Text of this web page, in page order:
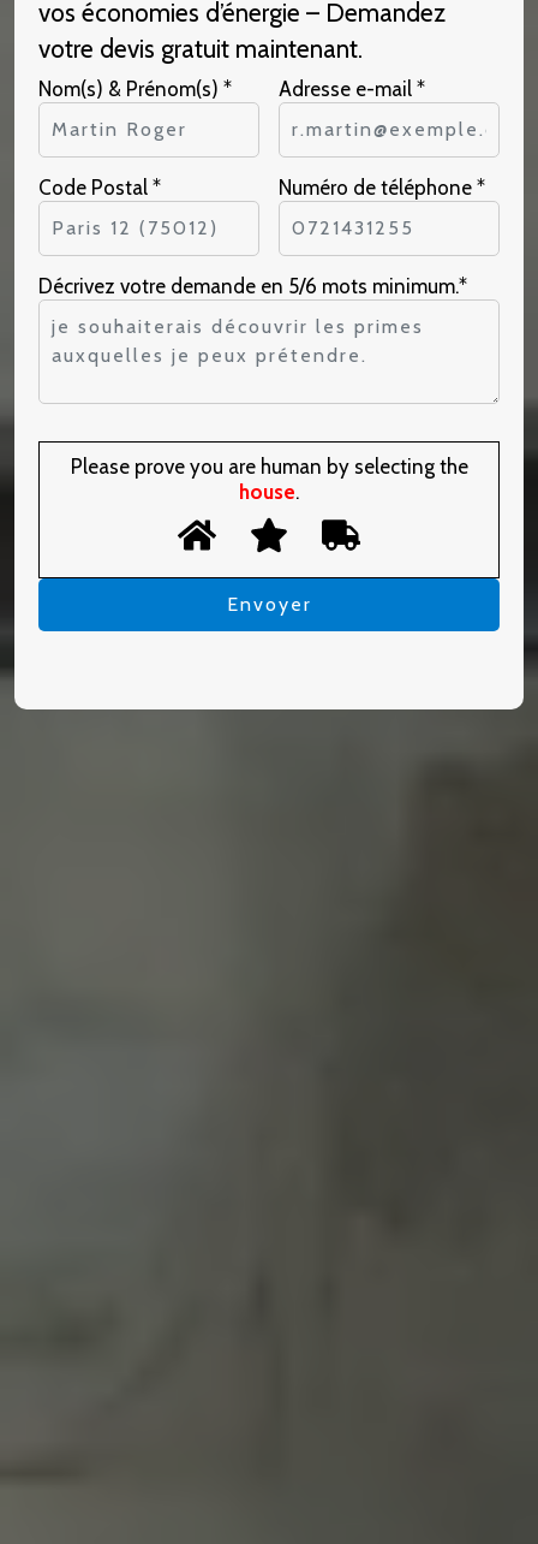
vos économies d’énergie – Demandez
votre devis gratuit maintenant.
Nom(s) & Prénom(s) * Adresse e-mail *
Code Postal * Numéro de téléphone *
Décrivez votre demande en 5/6 mots minimum.*
Please prove you are human by selecting the
house.